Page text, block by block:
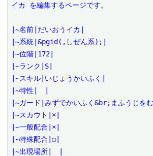
イカ を編集するページです。
|~名前|だいおうイカ|
|~系統|&pgid(,しぜん系);|
|~位階|172|
|~ランク|S|
|~スキル|いじょうかいふく|
|~特性|　|
|~ガード|みずでかいふく&br;まふうじを
|~スカウト|×|
|~一般配合|×|
|~特殊配合|○|
|~出現場所|　|